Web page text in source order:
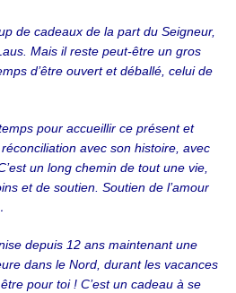
de cadeaux de la part du Seigneur,
Mais il reste peut-être un gros
d’être ouvert et déballé, celui de
pour accueillir ce présent et
avec son histoire, avec
un long chemin de tout une vie,
et de soutien. Soutien de l’amour
depuis 12 ans maintenant une
dans le Nord, durant les vacances
pour toi ! C’est un cadeau à se